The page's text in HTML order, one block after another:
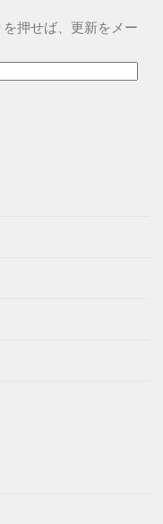
押せば、更新をメー